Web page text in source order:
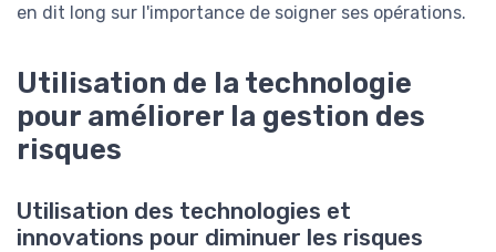
en dit long sur l'importance de soigner ses opérations.
Utilisation de la technologie
pour améliorer la gestion des
risques
Utilisation des technologies et
innovations pour diminuer les risques